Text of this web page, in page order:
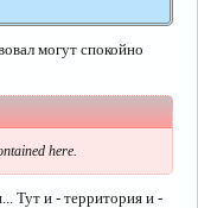
могут спокойно
here.
Тут и - территория и -